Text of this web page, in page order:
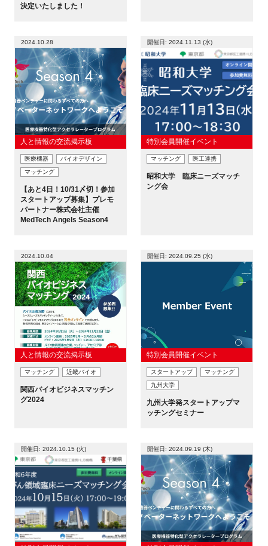
決定いたしました！
2024.10.28
人と情報の交流掲示板
医療機器
バイオデザイン
マッチング
【あと4日！10/31〆切！参加
スタートアップ募集】プレモ
パートナー株式会社主催
MedTech Angels Season4
開催日: 2024.11.13 (水)
特別会員開催イベント
マッチング 医工連携
昭和大学 臨床ニーズマッチ
ング会
2024.10.04
人と情報の交流掲示板
マッチング 近畿バイオ
関西バイオビジネスマッチン
グ2024
開催日: 2024.09.25 (水)
特別会員開催イベント
スタートアップ
マッチング
九州大学
九州大学発スタートアップマ
ッチングセミナー
開催日: 2024.10.15 (火) 開催日: 2024.09.19 (木)